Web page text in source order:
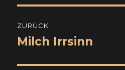
ZURÜCK
Vorheriger
Milch Irrsinn